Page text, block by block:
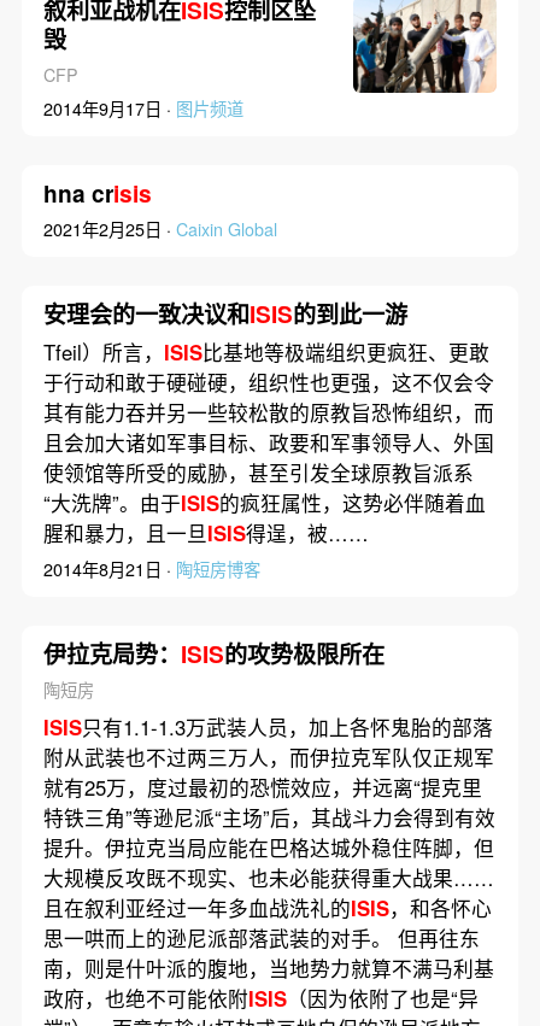
叙利亚战机在ISIS控制区坠
毁
CFP
2014年9月17日 · 图片频道
hna crisis
2021年2月25日 · Caixin Global
安理会的一致决议和ISIS的到此一游
Tfeil）所言， ISIS比基地等极端组织更疯狂、更敢
于行动和敢于硬碰硬，组织性也更强，这不仅会令
其有能力吞并另一些较松散的原教旨恐怖组织，而
且会加大诸如军事目标、政要和军事领导人、外国
使领馆等所受的威胁，甚至引发全球原教旨派系
“大洗牌”。由于ISIS的疯狂属性，这势必伴随着血
腥和暴力，且一旦ISIS得逞，被……
2014年8月21日 · 陶短房博客
伊拉克局势： ISIS的攻势极限所在
陶短房
ISIS只有1.1-1.3万武装人员，加上各怀鬼胎的部落
附从武装也不过两三万人，而伊拉克军队仅正规军
就有25万，度过最初的恐慌效应，并远离“提克里
特铁三角”等逊尼派“主场”后，其战斗力会得到有效
提升。伊拉克当局应能在巴格达城外稳住阵脚，但
大规模反攻既不现实、也未必能获得重大战果……
且在叙利亚经过一年多血战洗礼的ISIS，和各怀心
思一哄而上的逊尼派部落武装的对手。 但再往东
南，则是什叶派的腹地，当地势力就算不满马利基
政府，也绝不可能依附ISIS（因为依附了也是“异